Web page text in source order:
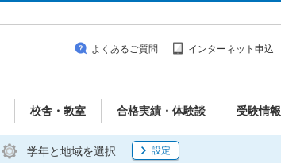
校舎・教室 合格実績・体験談 受験情報
よくあるご質問 インターネット申込
学年と地域を選択 設定